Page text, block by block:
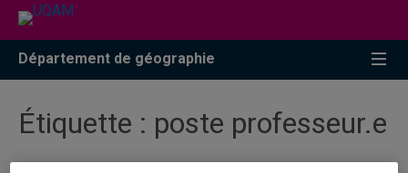
Accéder
recherche
Accéder
menu
pricipal
Accéder
zone
Département de géographie
Étiquette : poste professeur.e